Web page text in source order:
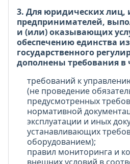
3. Для юридических
предпринимателей,
и (или) оказывающих
обеспечению единства
государственного
дополнены требования в
требований к
(не проведение
предусмотренных
нормативной
эксплуатации и иных
устанавливающих
оборудованием);
правил мониторинга и